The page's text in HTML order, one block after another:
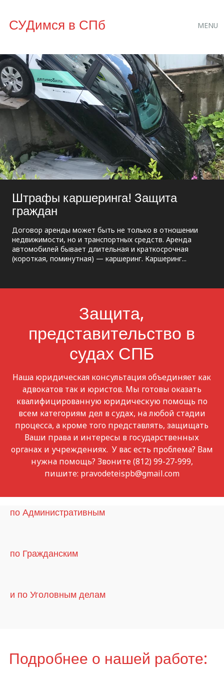
СУДимся в СПб MENU
Штрафы каршеринга! Защита
граждан
Договор аренды может быть не только в отношении
недвижимости, но и транспортных средств. Аренда
автомобилей бывает длительная и краткосрочная
(короткая, поминутная) — каршеринг. Каршеринг...
Защита,
представительство в
судах СПБ
Наша юридическая консультация объединяет как
адвокатов так и юристов. Мы готовы оказать
квалифицированную юридическую помощь по
всем категориям дел в судах, на любой стадии
процесса, а кроме того представлять, защищать
Ваши права и интересы в государственных
органах и учреждениях. У вас есть проблема? Вам
нужна помощь? Звоните (812) 99-27-999,
пишите: pravodeteispb@gmail.com
по Административным
по Гражданским
и по Уголовным делам
Подробнее о нашей работе: